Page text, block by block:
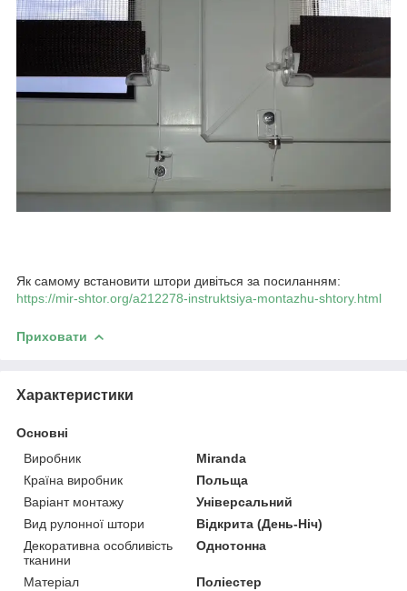
Як самому встановити штори дивіться за посиланням:
https://mir-shtor.org/a212278-instruktsiya-montazhu-shtory.html
Приховати
Характеристики
Основні
Виробник
Miranda
Країна виробник
Польща
Варіант монтажу
Універсальний
Вид рулонної штори
Відкрита (День-Ніч)
Декоративна особливість
тканини
Однотонна
Матеріал
Поліестер